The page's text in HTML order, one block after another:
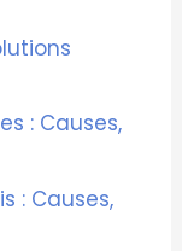
: Causes,
: Causes,